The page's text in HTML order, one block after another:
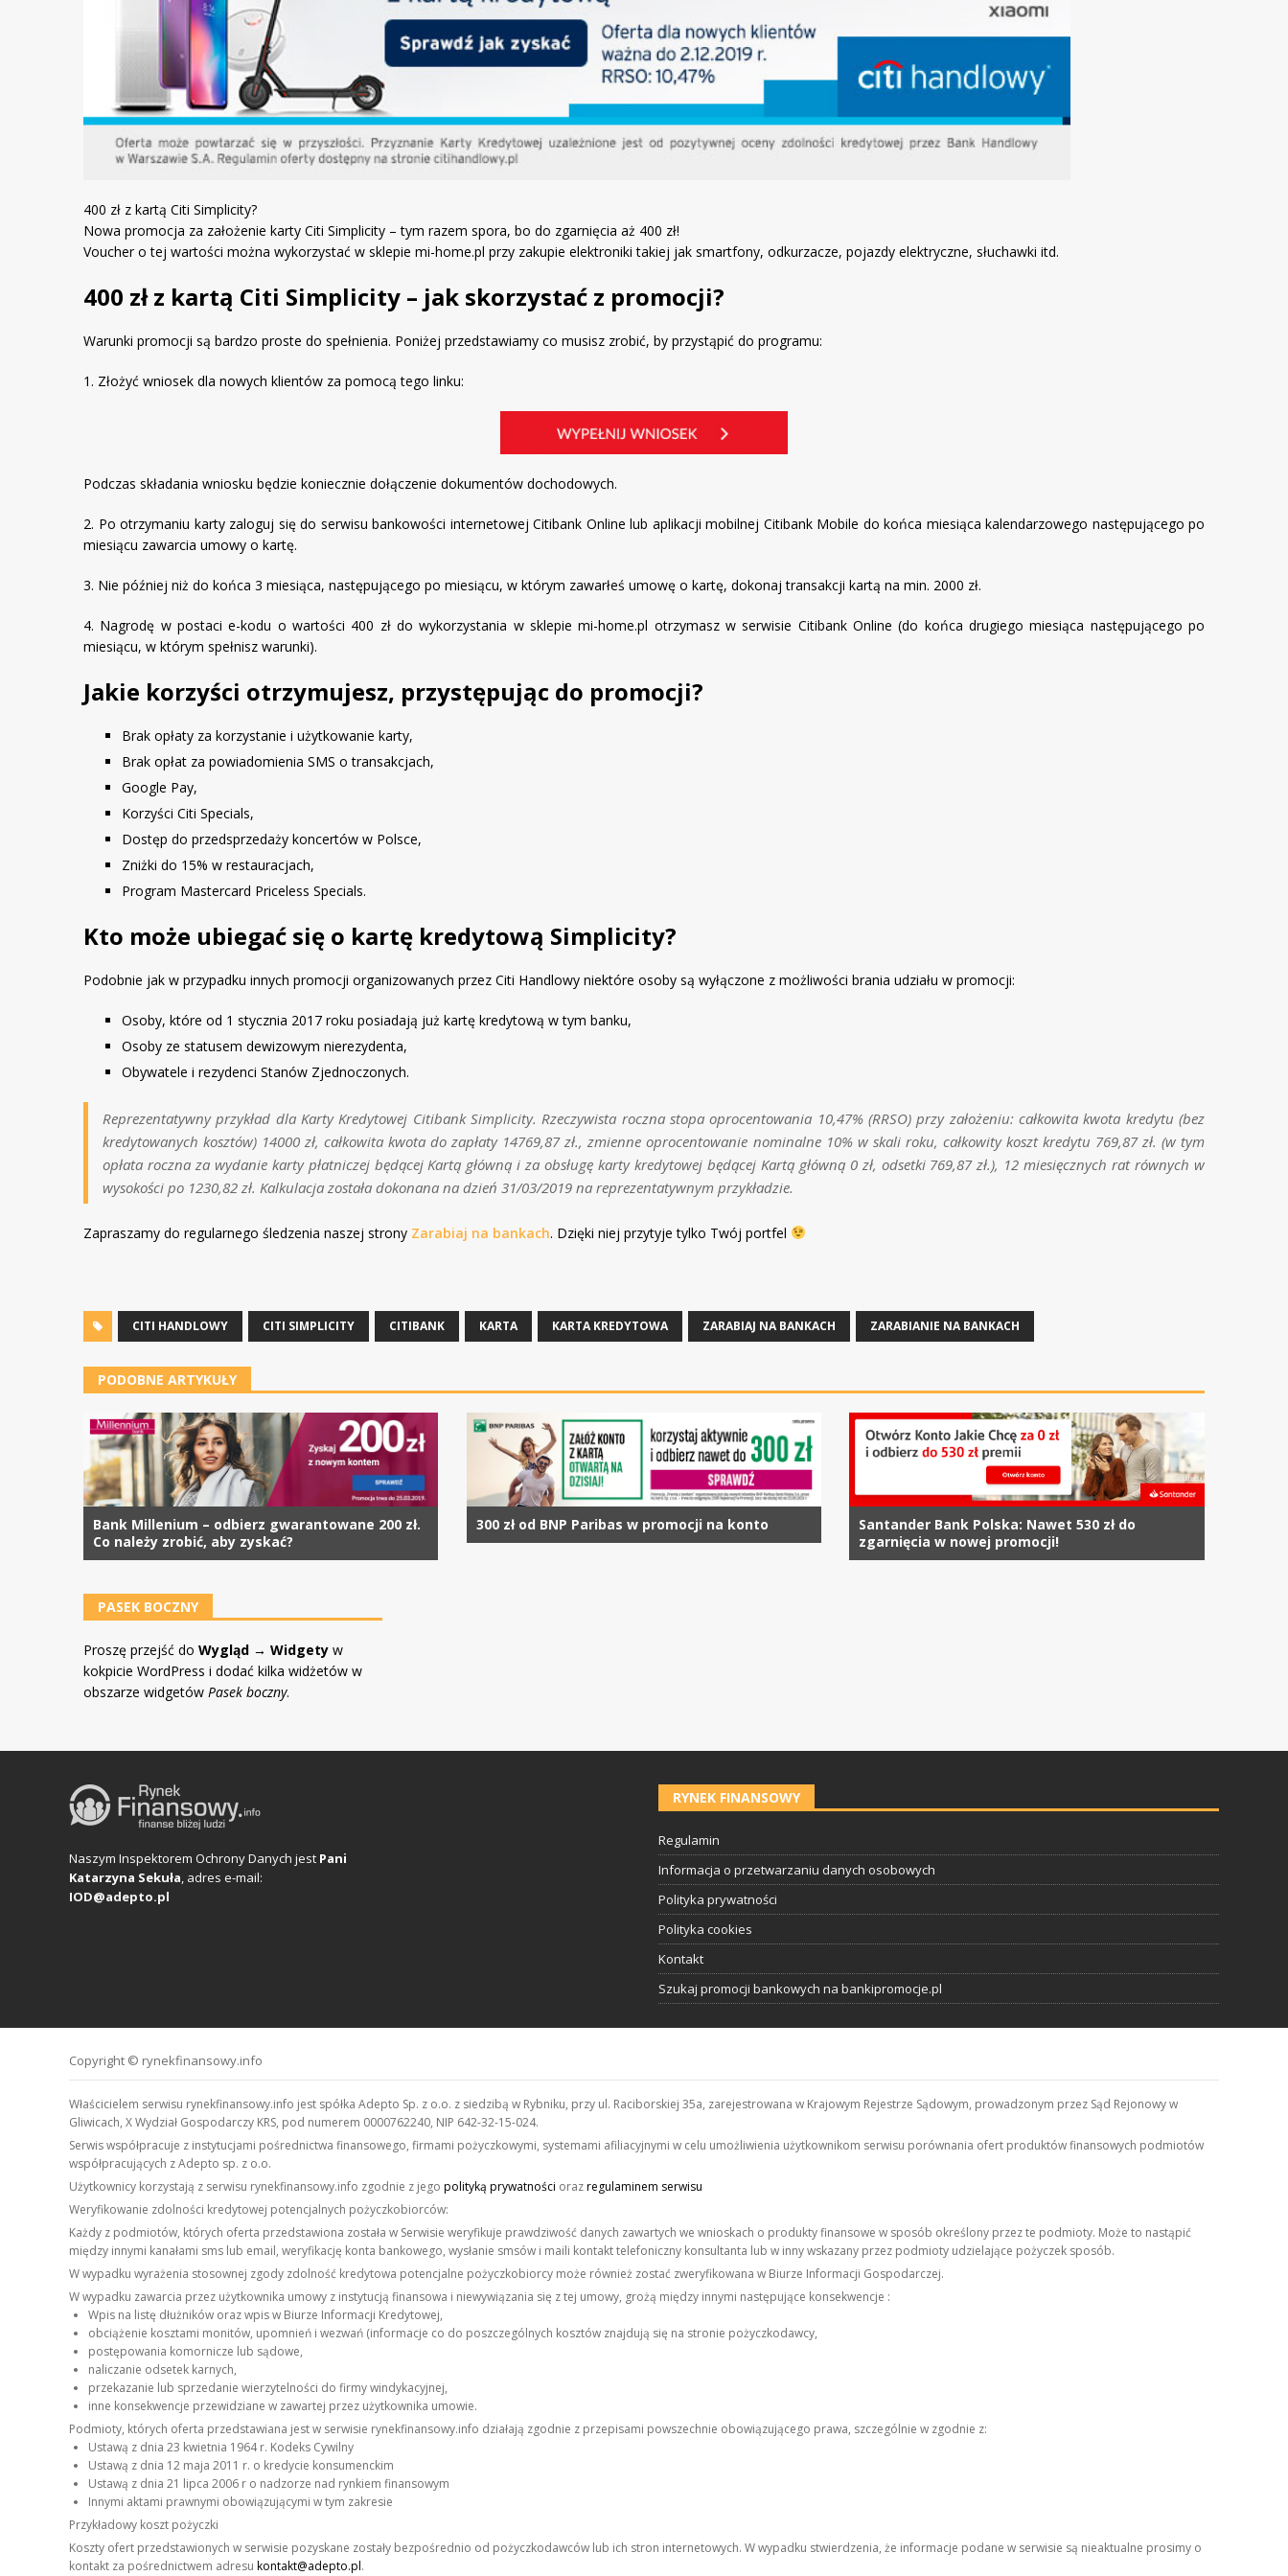
400 zł z kartą Citi Simplicity?
Nowa promocja za założenie karty Citi Simplicity – tym razem spora, bo do zgarnięcia aż 400 zł!
Voucher o tej wartości można wykorzystać w sklepie mi-home.pl przy zakupie elektroniki takiej jak smartfony, odkurzacze, pojazdy elektryczne, słuchawki itd.
400 zł z kartą Citi Simplicity – jak skorzystać z promocji?
Warunki promocji są bardzo proste do spełnienia. Poniżej przedstawiamy co musisz zrobić, by przystąpić do programu:
1. Złożyć wniosek dla nowych klientów za pomocą tego linku:
Podczas składania wniosku będzie koniecznie dołączenie dokumentów dochodowych.
2. Po otrzymaniu karty zaloguj się do serwisu bankowości internetowej Citibank Online lub aplikacji mobilnej Citibank Mobile do końca miesiąca kalendarzowego następującego po
miesiącu zawarcia umowy o kartę.
3. Nie później niż do końca 3 miesiąca, następującego po miesiącu, w którym zawarłeś umowę o kartę, dokonaj transakcji kartą na min. 2000 zł.
4. Nagrodę w postaci e-kodu o wartości 400 zł do wykorzystania w sklepie mi-home.pl otrzymasz w serwisie Citibank Online (do końca drugiego miesiąca następującego po
miesiącu, w którym spełnisz warunki).
Jakie korzyści otrzymujesz, przystępując do promocji?
Brak opłaty za korzystanie i użytkowanie karty,
Brak opłat za powiadomienia SMS o transakcjach,
Google Pay,
Korzyści Citi Specials,
Dostęp do przedsprzedaży koncertów w Polsce,
Zniżki do 15% w restauracjach,
Program Mastercard Priceless Specials.
Kto może ubiegać się o kartę kredytową Simplicity?
Podobnie jak w przypadku innych promocji organizowanych przez Citi Handlowy niektóre osoby są wyłączone z możliwości brania udziału w promocji:
Osoby, które od 1 stycznia 2017 roku posiadają już kartę kredytową w tym banku,
Osoby ze statusem dewizowym nierezydenta,
Obywatele i rezydenci Stanów Zjednoczonych.
Reprezentatywny przykład dla Karty Kredytowej Citibank Simplicity. Rzeczywista roczna stopa oprocentowania 10,47% (RRSO) przy założeniu: całkowita kwota kredytu (bez
kredytowanych kosztów) 14000 zł, całkowita kwota do zapłaty 14769,87 zł., zmienne oprocentowanie nominalne 10% w skali roku, całkowity koszt kredytu 769,87 zł. (w tym
opłata roczna za wydanie karty płatniczej będącej Kartą główną i za obsługę karty kredytowej będącej Kartą główną 0 zł, odsetki 769,87 zł.), 12 miesięcznych rat równych w
wysokości po 1230,82 zł. Kalkulacja została dokonana na dzień 31/03/2019 na reprezentatywnym przykładzie.
Zapraszamy do regularnego śledzenia naszej strony Zarabiaj na bankach. Dzięki niej przytyje tylko Twój portfel
CITI HANDLOWY CITI SIMPLICITY CITIBANK KARTA KARTA KREDYTOWA ZARABIAJ NA BANKACH ZARABIANIE NA BANKACH
PODOBNE ARTYKUŁY
Bank Millenium – odbierz gwarantowane 200 zł.
Co należy zrobić, aby zyskać?
300 zł od BNP Paribas w promocji na konto
Santander Bank Polska: Nawet 530 zł do
zgarnięcia w nowej promocji!
PASEK BOCZNY
Proszę przejść do Wygląd → Widgety w
kokpicie WordPress i dodać kilka widżetów w
obszarze widgetów Pasek boczny.
Naszym Inspektorem Ochrony Danych jest Pani
Katarzyna Sekuła, adres e-mail:
IOD@adepto.pl
RYNEK FINANSOWY
Regulamin
Informacja o przetwarzaniu danych osobowych
Polityka prywatności
Polityka cookies
Kontakt
Szukaj promocji bankowych na bankipromocje.pl
Copyright © rynekfinansowy.info
Właścicielem serwisu rynekfinansowy.info jest spółka Adepto Sp. z o.o. z siedzibą w Rybniku, przy ul. Raciborskiej 35a, zarejestrowana w Krajowym Rejestrze Sądowym, prowadzonym przez Sąd Rejonowy w
Gliwicach, X Wydział Gospodarczy KRS, pod numerem 0000762240, NIP 642-32-15-024.
Serwis współpracuje z instytucjami pośrednictwa finansowego, firmami pożyczkowymi, systemami afiliacyjnymi w celu umożliwienia użytkownikom serwisu porównania ofert produktów finansowych podmiotów
współpracujących z Adepto sp. z o.o.
Użytkownicy korzystają z serwisu rynekfinansowy.info zgodnie z jego polityką prywatności orazregulaminem serwisu
Weryfikowanie zdolności kredytowej potencjalnych pożyczkobiorców:
Każdy z podmiotów, których oferta przedstawiona została w Serwisie weryfikuje prawdziwość danych zawartych we wnioskach o produkty finansowe w sposób określony przez te podmioty. Może to nastąpić
między innymi kanałami sms lub email, weryfikację konta bankowego, wysłanie smsów i maili kontakt telefoniczny konsultanta lub w inny wskazany przez podmioty udzielające pożyczek sposób.
W wypadku wyrażenia stosownej zgody zdolność kredytowa potencjalne pożyczkobiorcy może również zostać zweryfikowana w Biurze Informacji Gospodarczej.
W wypadku zawarcia przez użytkownika umowy z instytucją finansowa i niewywiązania się z tej umowy, grożą między innymi następujące konsekwencje :
Wpis na listę dłużników oraz wpis w Biurze Informacji Kredytowej,
obciążenie kosztami monitów, upomnień i wezwań (informacje co do poszczególnych kosztów znajdują się na stronie pożyczkodawcy,
postępowania komornicze lub sądowe,
naliczanie odsetek karnych,
przekazanie lub sprzedanie wierzytelności do firmy windykacyjnej,
inne konsekwencje przewidziane w zawartej przez użytkownika umowie.
Podmioty, których oferta przedstawiana jest w serwisie rynekfinansowy.info działają zgodnie z przepisami powszechnie obowiązującego prawa, szczególnie w zgodnie z:
Ustawą z dnia 23 kwietnia 1964 r. Kodeks Cywilny
Ustawą z dnia 12 maja 2011 r. o kredycie konsumenckim
Ustawą z dnia 21 lipca 2006 r o nadzorze nad rynkiem finansowym
Innymi aktami prawnymi obowiązującymi w tym zakresie
Przykładowy koszt pożyczki
Koszty ofert przedstawionych w serwisie pozyskane zostały bezpośrednio od pożyczkodawców lub ich stron internetowych. W wypadku stwierdzenia, że informacje podane w serwisie są nieaktualne prosimy o
kontakt za pośrednictwem adresu kontakt@adepto.pl.